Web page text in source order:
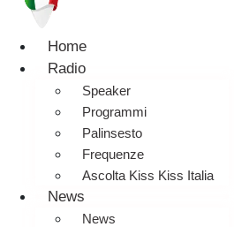
Home
Radio
Speaker
Programmi
Palinsesto
Frequenze
Ascolta Kiss Kiss Italia
News
News